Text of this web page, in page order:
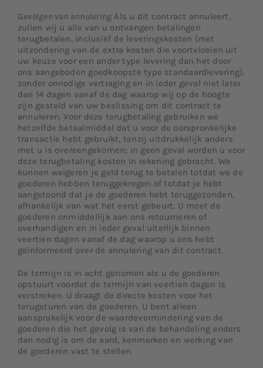
Gevolgen van annulering Als u dit contract annuleert,
zullen wij u alle van u ontvangen betalingen
terugbetalen, inclusief de leveringskosten (met
uitzondering van de extra kosten die voortvloeien uit
uw keuze voor een ander type levering dan het door
ons aangeboden goedkoopste type standaardlevering),
zonder onnodige vertraging en in ieder geval niet later
dan 14 dagen vanaf de dag waarop wij op de hoogte
zijn gesteld van uw beslissing om dit contract te
annuleren. Voor deze terugbetaling gebruiken we
hetzelfde betaalmiddel dat u voor de oorspronkelijke
transactie hebt gebruikt, tenzij uitdrukkelijk anders
met u is overeengekomen; in geen geval worden u voor
deze terugbetaling kosten in rekening gebracht. We
kunnen weigeren je geld terug te betalen totdat we de
goederen hebben teruggekregen of totdat je hebt
aangetoond dat je de goederen hebt teruggezonden,
afhankelijk van wat het eerst gebeurt. U moet de
goederen onmiddellijk aan ons retourneren of
overhandigen en in ieder geval uiterlijk binnen
veertien dagen vanaf de dag waarop u ons hebt
geïnformeerd over de annulering van dit contract.
De termijn is in acht genomen als u de goederen
opstuurt voordat de termijn van veertien dagen is
verstreken. U draagt de directe kosten voor het
terugsturen van de goederen. U bent alleen
aansprakelijk voor de waardevermindering van de
goederen die het gevolg is van de behandeling anders
dan nodig is om de aard, kenmerken en werking van
de goederen vast te stellen.